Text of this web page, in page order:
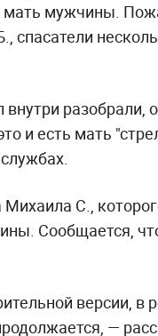
мужчины.
спасатели
разобрали,
и есть мать
С.,
Сообщается,
версии, в
—